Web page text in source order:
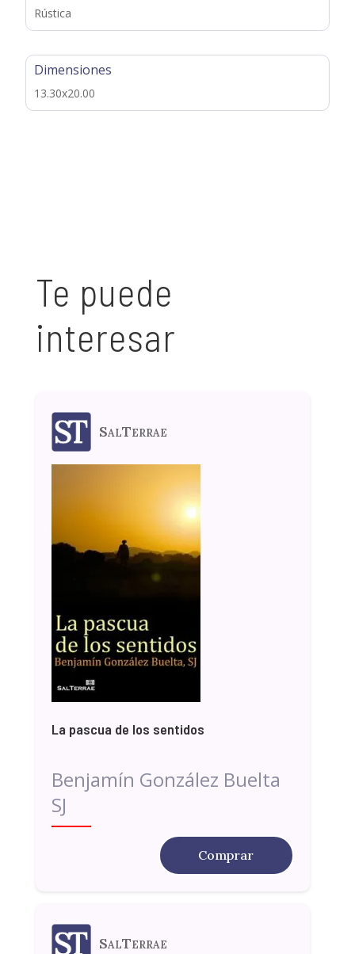
Rústica
Dimensiones
13.30x20.00
Te puede
interesar
SalTerrae
La pascua de los sentidos
Benjamín González Buelta
SJ
Comprar
SalTerrae